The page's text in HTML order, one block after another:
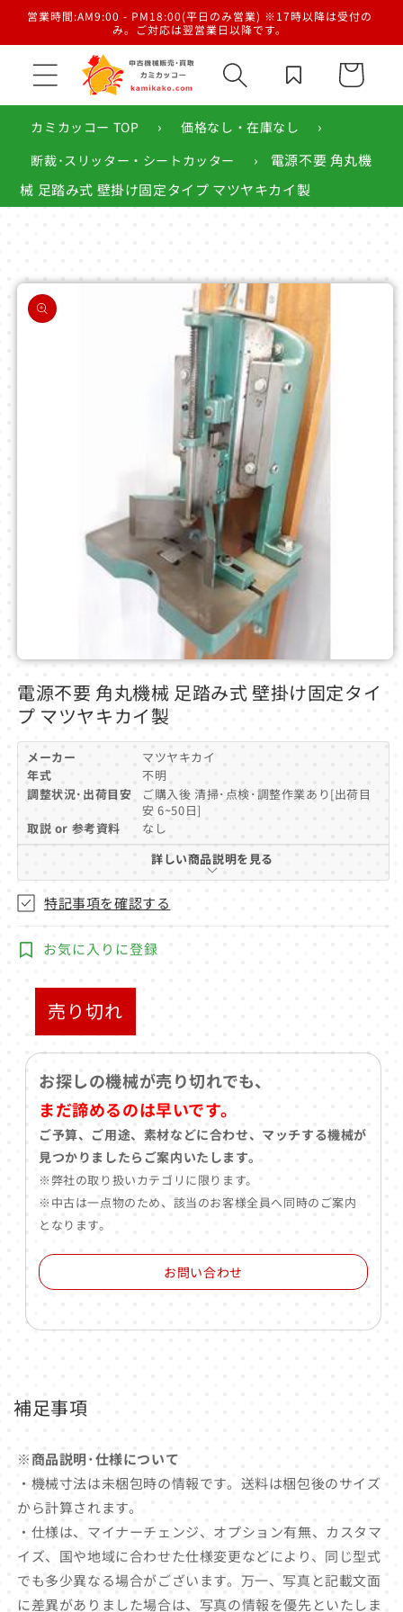
ンツに
営業時間:AM9:00 - PM18:00(平日のみ営業) ※17時以降は受付の
み。ご対応は翌営業日以降です。
カ
ー
カミカッコー TOP
› 価格なし・在庫なし ›
断裁･スリッター・シートカッター ›
電源不要 角丸機
械 足踏み式 壁掛け固定タイプ マツヤキカイ製
商品情
報にス
キップ
モ
ー
ダ
ル
ィ
ア
を
開
電源不要 角丸機械 足踏み式 壁掛け固定タイ
プ マツヤキカイ製
メーカー
マツヤキカイ
年式
不明
調整状況･出荷目安
ご購入後 清掃･点検･調整作業あり[出荷目
安 6~50日]
取説 or 参考資料
なし
詳しい商品説明を見る
特記事項を確認する
お気に入りに登録
売り切れ
お探しの機械が売り切れでも、
まだ諦めるのは早いです。
ご予算、ご用途、素材などに合わせ、マッチする機械が
見つかりましたらご案内いたします。
※弊社の取り扱いカテゴリに限ります。
※中古は一点物のため、該当のお客様全員へ同時のご案内
となります。
お問い合わせ
補足事項
※商品説明･仕様について
・機械寸法は未梱包時の情報です。送料は梱包後のサイズ
から計算されます。
・仕様は、マイナーチェンジ、オプション有無、カスタマ
イズ、国や地域に合わせた仕様変更などにより、同じ型式
でも多少異なる場合がございます。万一、写真と記載文面
に差異がありました場合は、写真の情報を優先といたしま